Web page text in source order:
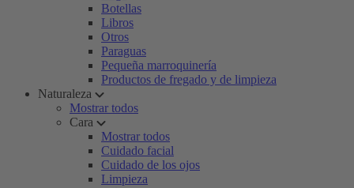
Botellas
Libros
Otros
Paraguas
Pequeña marroquinería
Productos de fregado y de limpieza
Naturaleza
Mostrar todos
Cara
Mostrar todos
Cuidado facial
Cuidado de los ojos
Limpieza